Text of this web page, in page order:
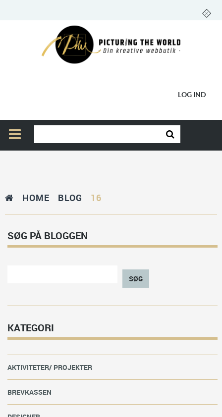
LOG IND
HOME BLOG 16
SØG PÅ BLOGGEN
SØG
KATEGORI
AKTIVITETER/ PROJEKTER
BREVKASSEN